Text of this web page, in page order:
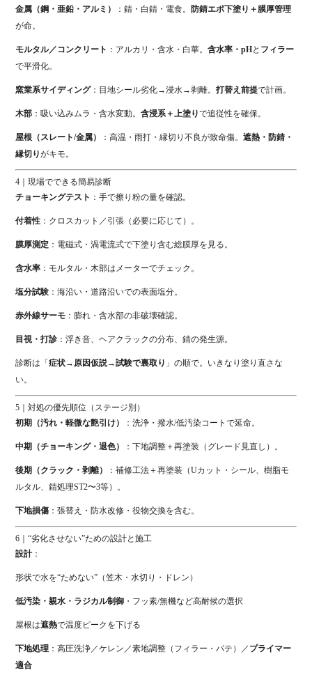
金属（鋼・亜鉛・アルミ）
：錆・白錆・電食。
防錆エポ下塗り＋膜厚管理
が命。
モルタル／コンクリート ：アルカリ・含水・白華。含水率・pHと フィラー
で平滑化。
窯業系サイディング：目地シール劣化→浸水→剥離。打替え前提で計画。
木部 ：吸い込みムラ・含水変動。含浸系＋上塗りで追従性を確保。
屋根（スレート/金属） ：高温・雨打・縁切り不良が致命傷。遮熱・防錆・
縁切りがキモ。
4｜現場でできる簡易診断
チョーキングテスト ：手で擦り粉の量を確認。
付着性 ：クロスカット／引張（必要に応じて）。
膜厚測定 ：電磁式・渦電流式で下塗り含む総膜厚を見る。
含水率 ：モルタル・木部はメーターでチェック。
塩分試験 ：海沿い・道路沿いでの表面塩分。
赤外線サーモ ：膨れ・含水部の非破壊確認。
目視・打診 ：浮き音、ヘアクラックの分布、錆の発生源。
診断は「症状→原因仮説→試験で裏取り 」の順で。いきなり塗り直さな
い。
5｜対処の優先順位（ステージ別）
初期（汚れ・軽微な艶引け）
：洗浄・撥水/低汚染コートで延命。
中期（チョーキング・退色） ：下地調整＋再塗装（グレード見直し）。
後期（クラック・剥離）
：補修工法＋再塗装（Uカット・シール、樹脂モ
ルタル、錆処理ST2〜3等）。
下地損傷 ：張替え・防水改修・役物交換を含む。
6｜“劣化させない”ための設計と施工
設計：
形状で水を“ためない”（笠木・水切り・ドレン）
低汚染・親水・ラジカル制御 ・フッ素/無機など高耐候の選択
屋根は遮熱で温度ピークを下げる
下地処理 ：高圧洗浄／ケレン／素地調整（フィラー・パテ）／ プライマー
適合